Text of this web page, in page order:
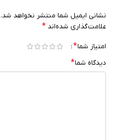
نشانی ایمیل شما منتشر نخواهد شد.
علامت‌گذاری شده‌اند *
امتیاز شما*
دیدگاه شما*